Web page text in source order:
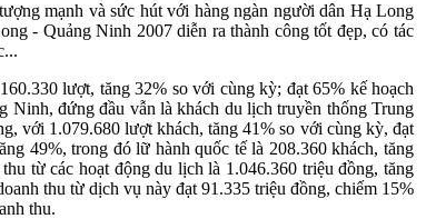
mạnh và sức hút với hàng ngàn người dân Hạ Long
- Quảng Ninh 2007 diễn ra thành công tốt đẹp, có tác
lượt, tăng 32% so với cùng kỳ; đạt 65% kế hoạch
Ninh, đứng đầu vẫn là khách du lịch truyền thống Trung
với 1.079.680 lượt khách, tăng 41% so với cùng kỳ, đạt
49%, trong đó lữ hành quốc tế là 208.360 khách, tăng
từ các hoạt động du lịch là 1.046.360 triệu đồng, tăng
thu từ dịch vụ này đạt 91.335 triệu đồng, chiếm 15%
thu.